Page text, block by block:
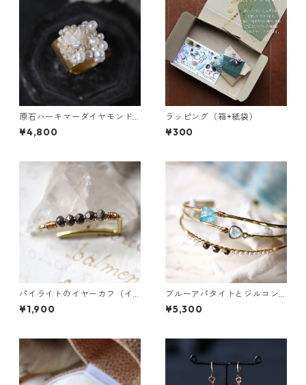
原石ハーキマーダイヤモンド
と鉱物結晶の真鍮幅広イヤー
カフ
¥4,800
ラッピング（箱+紙袋）
¥300
パイライトのイヤーカフ（イ
ンダストリアル風）
¥1,900
ブルーアパタイトとジルコン
の真鍮3連バングル
¥5,300